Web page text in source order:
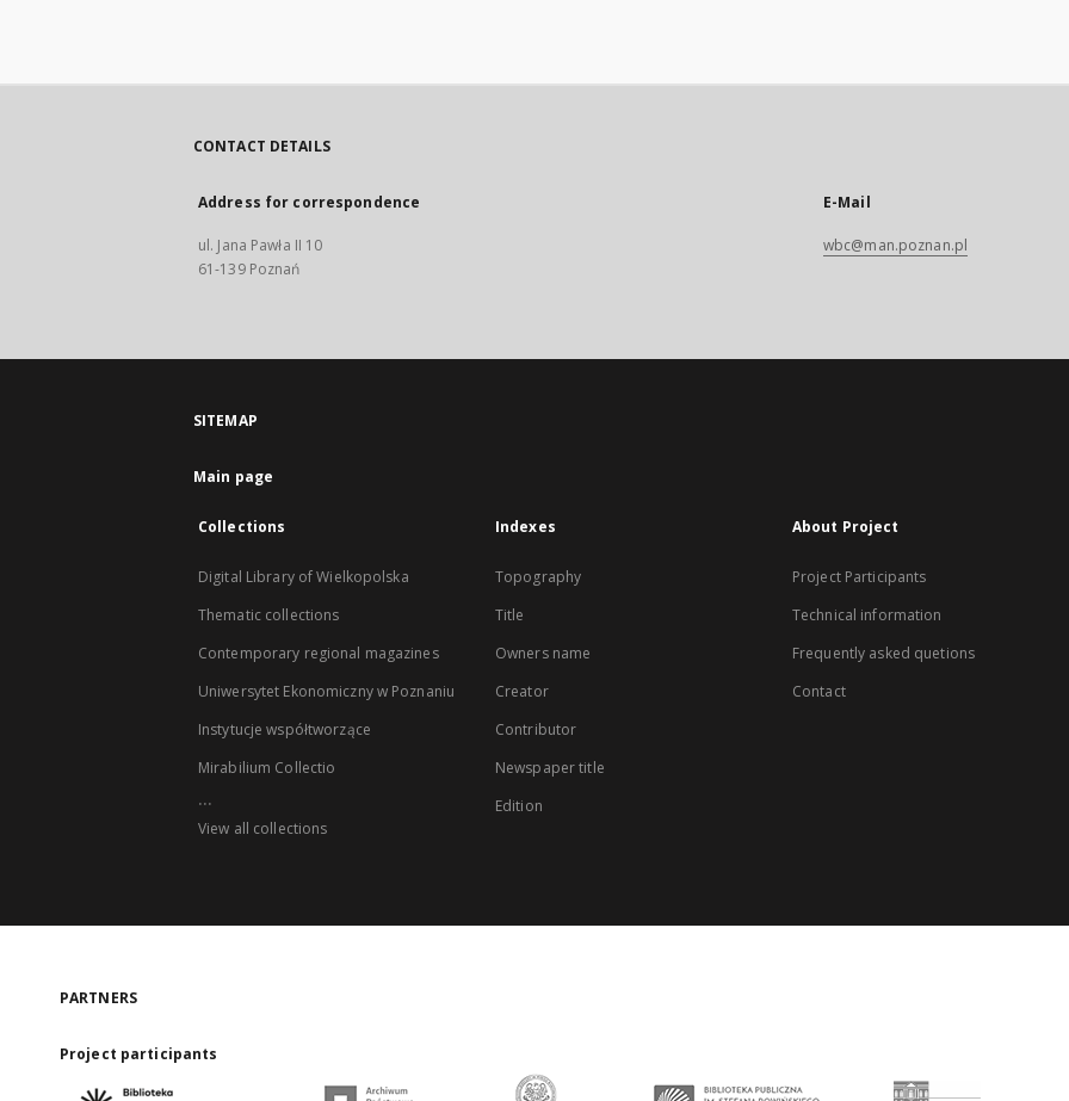
CONTACT DETAILS
Address for correspondence
ul. Jana Pawła II 10
61-139 Poznań
E-Mail
wbc@man.poznan.pl
SITEMAP
Main page
Collections
Digital Library of Wielkopolska
Thematic collections
Contemporary regional magazines
Uniwersytet Ekonomiczny w Poznaniu
Instytucje współtworzące
Mirabilium Collectio
...
View all collections
Indexes
Topography
Title
Owners name
Creator
Contributor
Newspaper title
Edition
About Project
Project Participants
Technical information
Frequently asked quetions
Contact
PARTNERS
Project participants